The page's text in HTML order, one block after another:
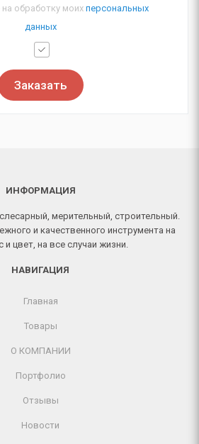
обработку моих персональных
данных
Заказать
ИНФОРМАЦИЯ
мерительный, строительный.
и качественного инструмента на
и цвет, на все случаи жизни.
НАВИГАЦИЯ
Главная
Товары
О КОМПАНИИ
Портфолио
Отзывы
Новости